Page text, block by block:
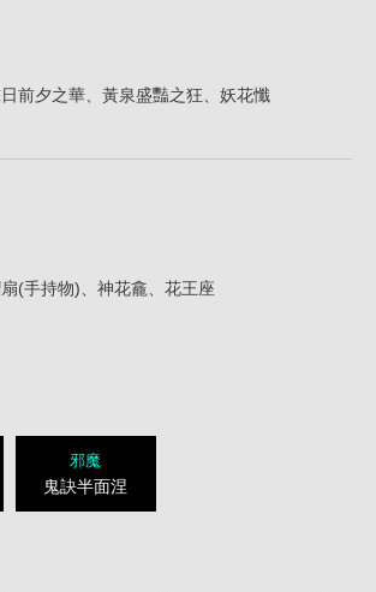
前夕之華、黃泉盛豔之狂、妖花懺
(手持物)、神花龕、花王座
邪魔
鬼訣半面涅